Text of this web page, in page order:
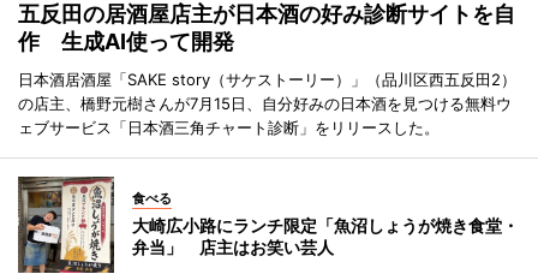
五反田の居酒屋店主が日本酒の好み診断サイトを自
作 生成AI使って開発
日本酒居酒屋「SAKE story（サケストーリー）」（品川区西五反田2）
の店主、橋野元樹さんが7月15日、自分好みの日本酒を見つける無料ウ
ェブサービス「日本酒三角チャート診断」をリリースした。
食べる
大崎広小路にランチ限定「魚沼しょうが焼き食堂・
弁当」 店主はお笑い芸人